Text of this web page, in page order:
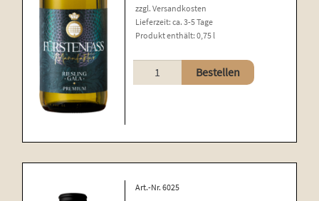
zzgl.Versandkosten
Lieferzeit:ca. 3-5 Tage
Produkt enthält: 0,75 l
Riesling
Menge
Bestellen
Art.-Nr. 6025